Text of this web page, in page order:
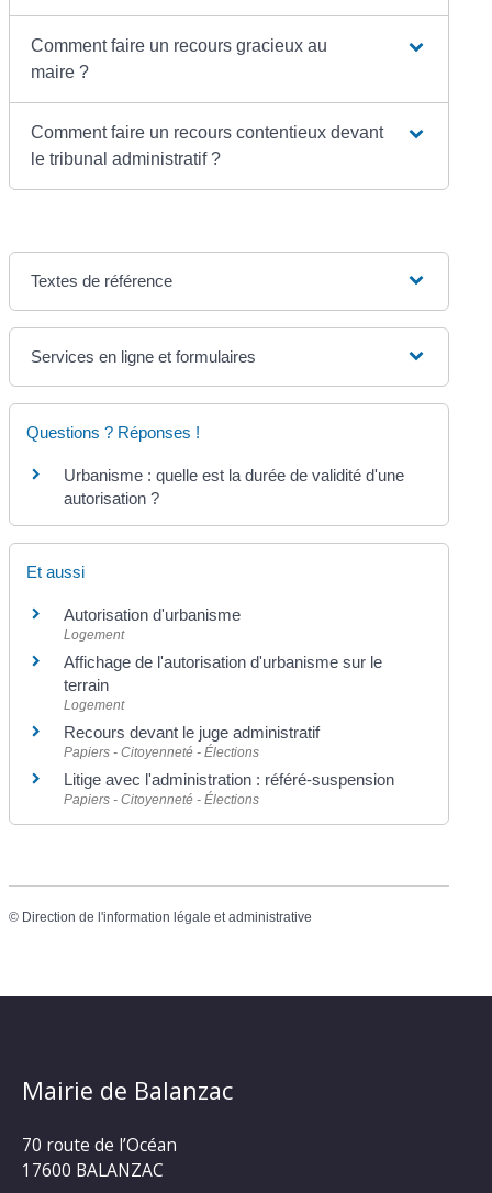
Comment faire un recours gracieux au
maire ?
Comment faire un recours contentieux devant
le tribunal administratif ?
Textes de référence
Services en ligne et formulaires
Questions ? Réponses !
Urbanisme : quelle est la durée de validité d'une
autorisation ?
Et aussi
Autorisation d'urbanisme
Logement
Affichage de l'autorisation d'urbanisme sur le
terrain
Logement
Recours devant le juge administratif
Papiers - Citoyenneté - Élections
Litige avec l'administration : référé-suspension
Papiers - Citoyenneté - Élections
© Direction de l'information légale et administrative
Mairie de Balanzac
70 route de l’Océan
17600 BALANZAC